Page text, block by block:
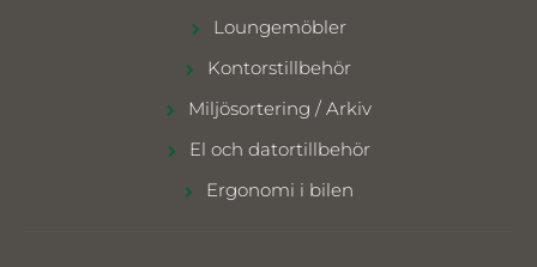
Loungemöbler
Kontorstillbehör
Miljösortering / Arkiv
El och datortillbehör
Ergonomi i bilen